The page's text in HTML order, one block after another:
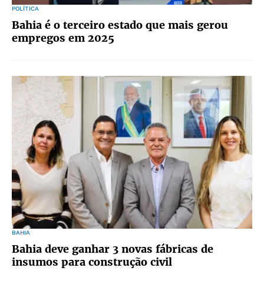
POLÍTICA
Bahia é o terceiro estado que mais gerou
empregos em 2025
BAHIA
Bahia deve ganhar 3 novas fábricas de
insumos para construção civil